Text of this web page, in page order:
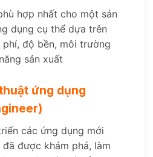
hợp nhất cho một sản
dụng cụ thể dựa trên
độ bền, môi trường
sản xuất
ứng dụng
các ứng dụng mới
được khám phá, làm